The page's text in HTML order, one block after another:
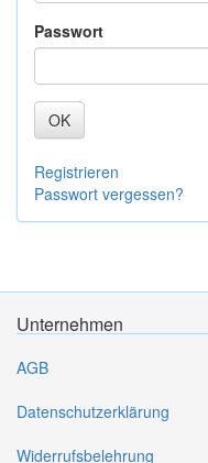
Passwort
OK
Registrieren
Passwort vergessen?
Unternehmen
AGB
Datenschutzerklärung
Widerrufsbelehrung